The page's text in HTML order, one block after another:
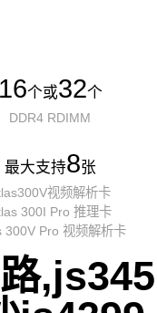
16个或32个
DDR4 RDIMM
最大支持8张
视频解析卡
300I Pro 推理卡
300V Pro 视频解析卡
,js345